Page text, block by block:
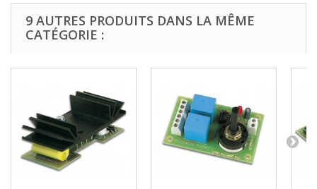
9 AUTRES PRODUITS DANS LA MÊME
CATÉGORIE :